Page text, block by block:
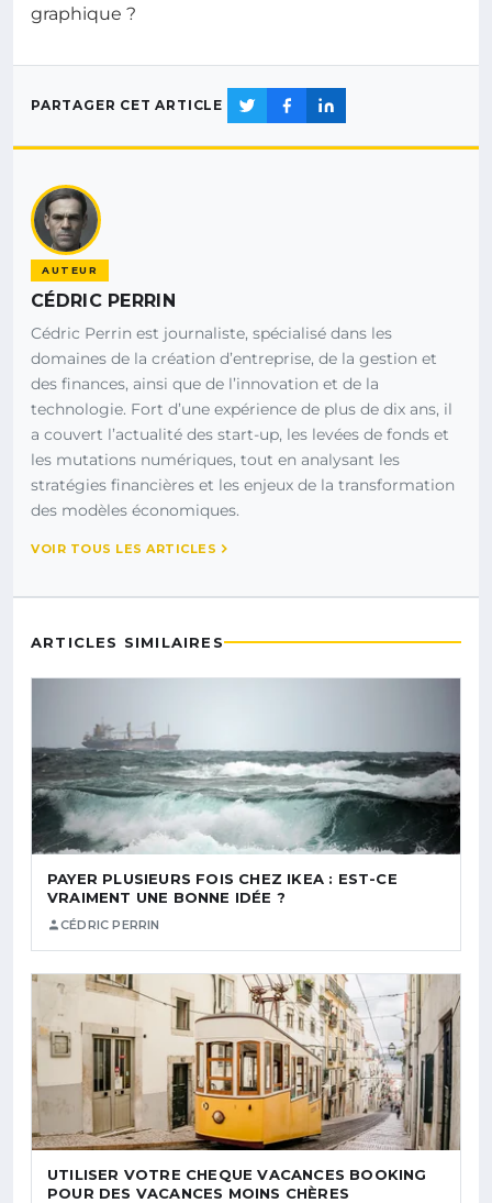
graphique ?
PARTAGER CET ARTICLE
AUTEUR
CÉDRIC PERRIN
Cédric Perrin est journaliste, spécialisé dans les
domaines de la création d’entreprise, de la gestion et
des finances, ainsi que de l’innovation et de la
technologie. Fort d’une expérience de plus de dix ans, il
a couvert l’actualité des start-up, les levées de fonds et
les mutations numériques, tout en analysant les
stratégies financières et les enjeux de la transformation
des modèles économiques.
VOIR TOUS LES ARTICLES
ARTICLES SIMILAIRES
PAYER PLUSIEURS FOIS CHEZ IKEA : EST-CE
VRAIMENT UNE BONNE IDÉE ?
CÉDRIC PERRIN
UTILISER VOTRE CHEQUE VACANCES BOOKING
POUR DES VACANCES MOINS CHÈRES